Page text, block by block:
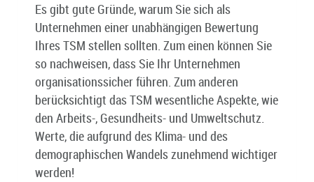
Es gibt gute Gründe, warum Sie sich als
Unternehmen einer unabhängigen Bewertung
Ihres TSM stellen sollten. Zum einen können Sie
so nachweisen, dass Sie Ihr Unternehmen
organisationssicher führen. Zum anderen
berücksichtigt das TSM wesentliche Aspekte, wie
den Arbeits-, Gesundheits- und Umweltschutz.
Werte, die aufgrund des Klima- und des
demographischen Wandels zunehmend wichtiger
werden!